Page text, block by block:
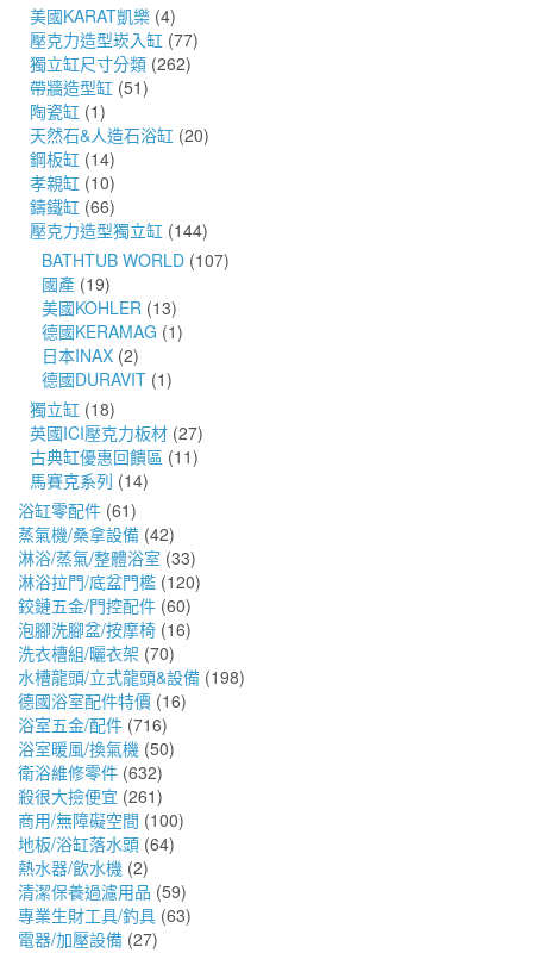
美國KARAT凱樂 (4)
壓克力造型崁入缸 (77)
獨立缸尺寸分類 (262)
帶牆造型缸 (51)
陶瓷缸 (1)
天然石&人造石浴缸 (20)
鋼板缸 (14)
孝親缸 (10)
鑄鐵缸 (66)
壓克力造型獨立缸 (144)
BATHTUB WORLD (107)
國產 (19)
美國KOHLER (13)
德國KERAMAG (1)
日本INAX (2)
德國DURAVIT (1)
獨立缸 (18)
英國ICI壓克力板材 (27)
古典缸優惠回饋區 (11)
馬賽克系列 (14)
浴缸零配件 (61)
蒸氣機/桑拿設備 (42)
淋浴/蒸氣/整體浴室 (33)
淋浴拉門/底盆門檻 (120)
鉸鏈五金/門控配件 (60)
泡腳洗腳盆/按摩椅 (16)
洗衣槽組/曬衣架 (70)
水槽龍頭/立式龍頭&設備 (198)
德國浴室配件特價 (16)
浴室五金/配件 (716)
浴室暖風/換氣機 (50)
衛浴維修零件 (632)
殺很大撿便宜 (261)
商用/無障礙空間 (100)
地板/浴缸落水頭 (64)
熱水器/飲水機 (2)
清潔保養過濾用品 (59)
專業生財工具/釣具 (63)
電器/加壓設備 (27)